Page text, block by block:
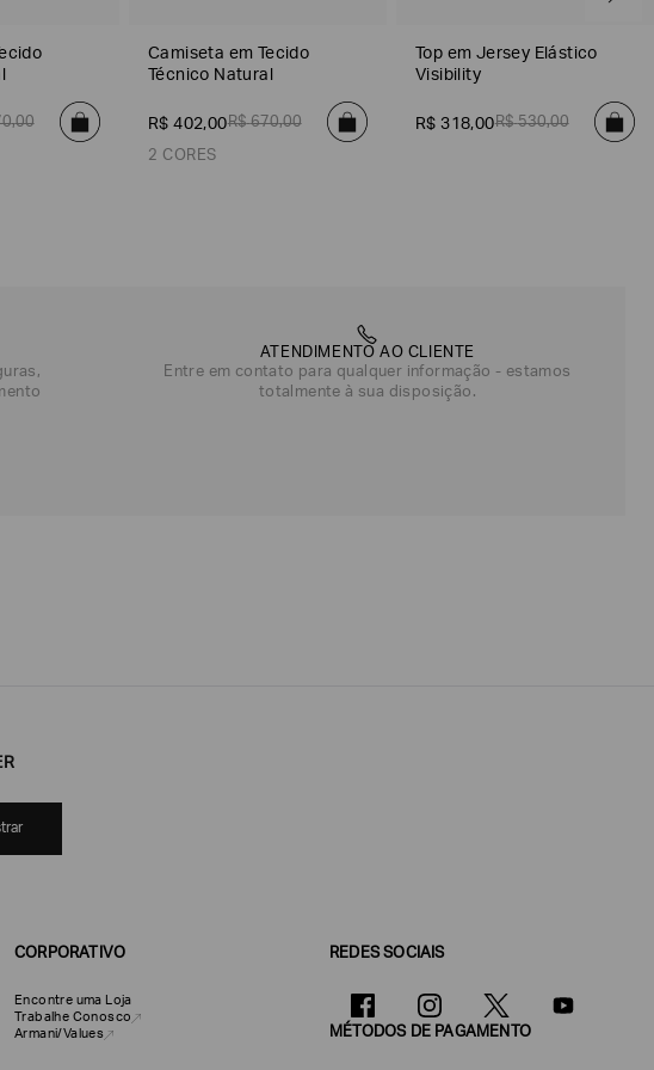
,00
Camiseta em Tecido
Técnico Natural
R$ 402,00R$ 670,00
2 CORES
Top em Jersey Elástico
Visibility
R$ 318,00R$ 530,00
ATENDIMENTO AO CLIENTE
Entre em contato para qualquer informação - estamos
totalmente à sua disposição.
CORPORATIVO
Encontre uma Loja
Trabalhe Conosco
Armani/Values
REDES SOCIAIS
MÉTODOS DE PAGAMENTO